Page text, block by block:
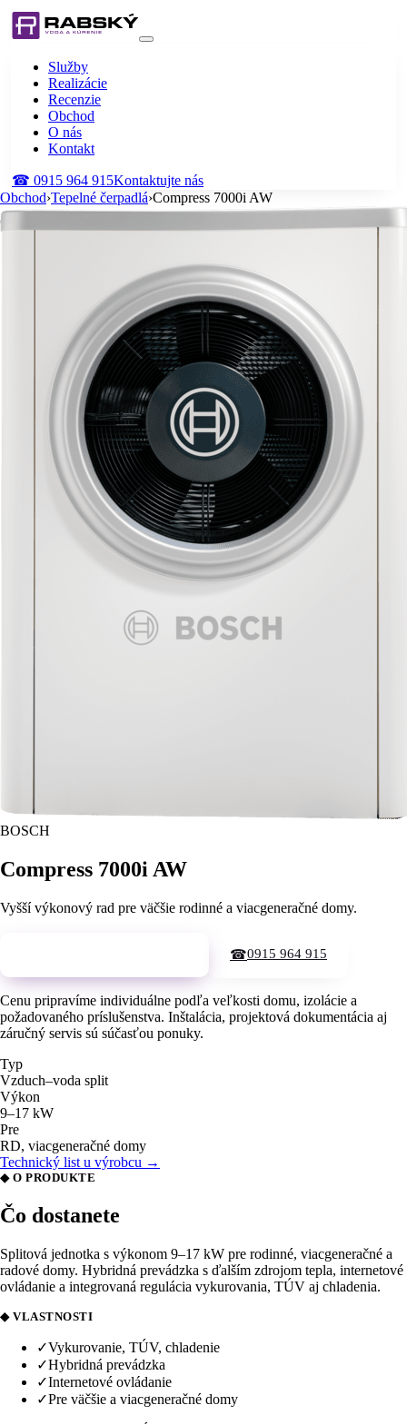
Služby
Realizácie
Recenzie
Obchod
O nás
Kontakt
☎ 0915 964 915Kontaktujte nás
Obchod›Tepelné čerpadlá›Compress 7000i AW
BOSCH
Compress 7000i AW
Vyšší výkonový rad pre väčšie rodinné a viacgeneračné domy.
☎0915 964 915
Cenu pripravíme individuálne podľa veľkosti domu, izolácie a
požadovaného príslušenstva. Inštalácia, projektová dokumentácia aj
záručný servis sú súčasťou ponuky.
Typ
Vzduch–voda split
Výkon
9–17 kW
Pre
RD, viacgeneračné domy
Technický list u výrobcu →
◆ O PRODUKTE
Čo dostanete
Splitová jednotka s výkonom 9–17 kW pre rodinné, viacgeneračné a
radové domy. Hybridná prevádzka s ďalším zdrojom tepla, internetové
ovládanie a integrovaná regulácia vykurovania, TÚV aj chladenia.
◆ VLASTNOSTI
✓Vykurovanie, TÚV, chladenie
✓Hybridná prevádzka
✓Internetové ovládanie
✓Pre väčšie a viacgeneračné domy